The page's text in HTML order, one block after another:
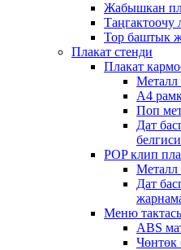
Жабышкан
Таңгактоочу
Тор баштык
Плакат стенди
Плакат
Металл
А4
Поп
Дат
POP клип
Металл
Дат
Меню
ABS
Чөнтөк